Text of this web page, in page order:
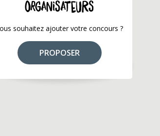
ORGANISATEURS
souhaitez ajouter votre concours ?
PROPOSER